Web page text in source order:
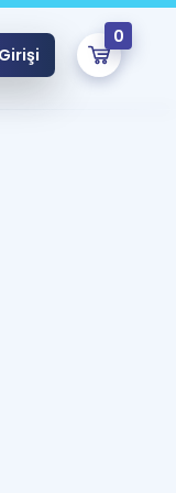
0
eğitim seni bekliyor!